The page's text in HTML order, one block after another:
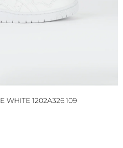
WHITE 1202A326.109